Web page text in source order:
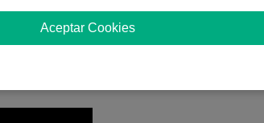
Aceptar Cookies